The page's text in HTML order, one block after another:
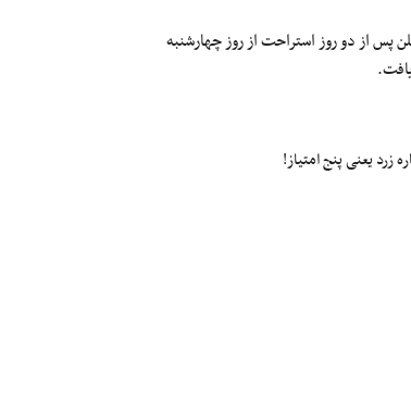
پس از دو روز استراحت از روز چهارشنبه
یعنی پنج امتیاز!